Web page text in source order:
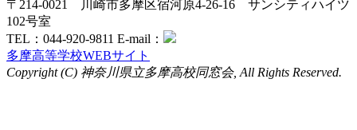
〒214-0021 川崎市多摩区宿河原4-26-16 サンシティハイツ
102号室
TEL：044-920-9811 E-mail：
多摩高等学校WEBサイト
Copyright (C) 神奈川県立多摩高校同窓会, All Rights Reserved.